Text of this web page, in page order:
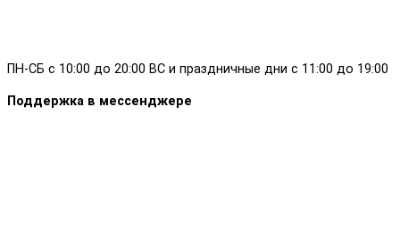
ПН-СБ с 10:00 до 20:00 ВС и праздничные дни с 11:00 до 19:00
Поддержка в мессенджере